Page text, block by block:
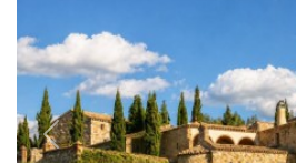
Anterior